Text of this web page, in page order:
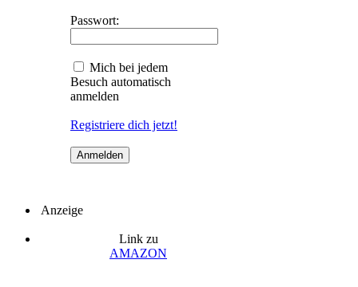
Passwort:
Mich bei jedem
Besuch automatisch
anmelden
Registriere dich jetzt!
Anzeige
Link zu
AMAZON